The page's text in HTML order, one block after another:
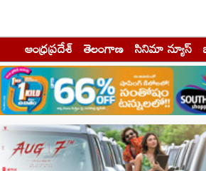
ఆంధ్రప్రదేశ్ తెలంగాణ సినిమా న్యూస్